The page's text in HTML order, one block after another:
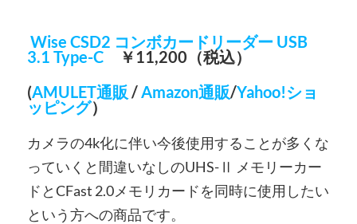
Wise CSD2 コンボカードリーダー USB
3.1 Type-C￥11,200（税込）
(AMULET通販 / Amazon通販/Yahoo!ショ
ッピング）
カメラの4k化に伴い今後使用することが多くな
っていくと間違いなしのUHS-Ⅱ メモリーカー
ドとCFast 2.0メモリカードを同時に使用したい
という方への商品です。